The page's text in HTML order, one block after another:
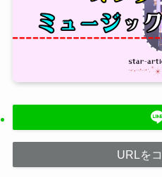
URLを